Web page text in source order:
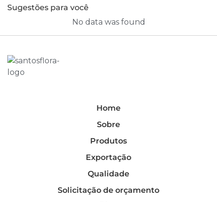
Sugestões para você
No data was found
Home
Sobre
Produtos
Exportação
Qualidade
Solicitação de orçamento